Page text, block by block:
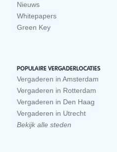
Nieuws
Whitepapers
Green Key
POPULAIRE VERGADERLOCATIES
Vergaderen in Amsterdam
Vergaderen in Rotterdam
Vergaderen in Den Haag
Vergaderen in Utrecht
Bekijk alle steden